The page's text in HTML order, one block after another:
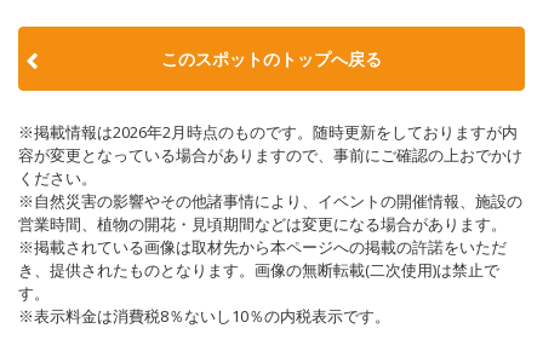
このスポットのトップへ戻る
※掲載情報は2026年2月時点のものです。随時更新をしておりますが内
容が変更となっている場合がありますので、事前にご確認の上おでかけ
ください。
※自然災害の影響やその他諸事情により、イベントの開催情報、施設の
営業時間、植物の開花・見頃期間などは変更になる場合があります。
※掲載されている画像は取材先から本ページへの掲載の許諾をいただ
き、提供されたものとなります。画像の無断転載(二次使用)は禁止で
す。
※表示料金は消費税8％ないし10％の内税表示です。